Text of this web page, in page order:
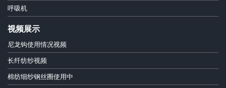
呼吸机
视频展示
尼龙钩使用情况视频
长纤纺纱视频
棉纺细纱钢丝圈使用中